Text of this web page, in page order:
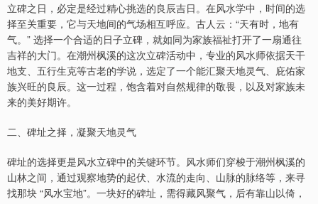
立碑之日，必定是经过精心挑选的良辰吉日。在风水学中，时间的选
择至关重要，它与天地间的气场相互呼应。古人云：“天有时，地有
气。” 选择一个合适的日子立碑，就如同为家族福祉打开了一扇通往
吉祥的大门。在潮州枫溪的这次立碑活动中，专业的风水师依据天干
地支、五行生克等古老的学说，选定了一个能汇聚天地灵气、庇佑家
族兴旺的良辰。这一过程，饱含着对自然规律的敬畏，以及对家族未
来的美好期许。
二、碑址之择，凝聚天地灵气
碑址的选择更是风水立碑中的关键环节。风水师们穿梭于潮州枫溪的
山林之间，通过观察地势的起伏、水流的走向、山脉的脉络等，来寻
找那块 “风水宝地”。一块好的碑址，需得藏风聚气，后有靠山以倚，